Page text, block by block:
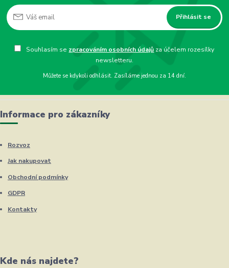
Přihlásit se
Souhlasím se zpracováním osobních údajů za účelem rozesílky
newsletteru.
Můžete se kdykoli odhlásit. Zasíláme jednou za 14 dní.
Informace pro zákazníky
Rozvoz
Jak nakupovat
Obchodní podmínky
GDPR
Kontakty
Kde nás najdete?